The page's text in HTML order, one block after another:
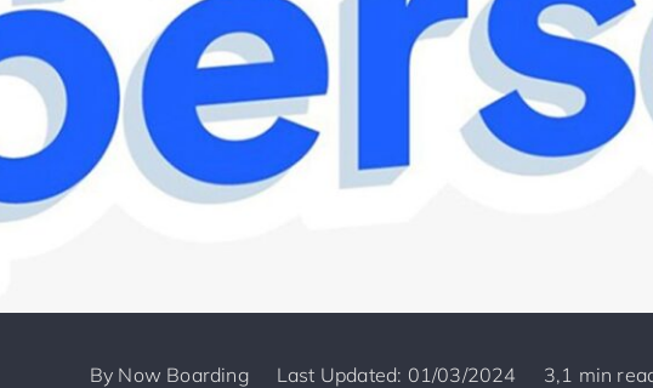
By Now Boarding Last Updated: 01/03/2024 3,1 min